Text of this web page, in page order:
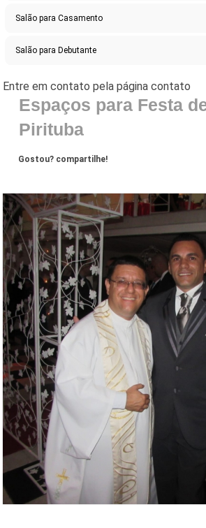
Salão para Casamento
Salão para Debutante
Espaços para Festa
Pirituba
Gostou? compartilhe!